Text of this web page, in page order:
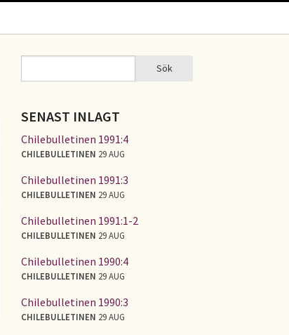
SÖKFORMULÄR Sök
SENAST INLAGT
Chilebulletinen 1991:4
CHILEBULLETINEN 29 AUG
Chilebulletinen 1991:3
CHILEBULLETINEN 29 AUG
Chilebulletinen 1991:1-2
CHILEBULLETINEN 29 AUG
Chilebulletinen 1990:4
CHILEBULLETINEN 29 AUG
Chilebulletinen 1990:3
CHILEBULLETINEN 29 AUG